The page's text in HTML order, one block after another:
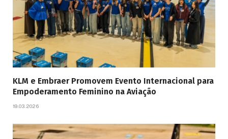
KLM e Embraer Promovem Evento Internacional para
Empoderamento Feminino na Aviação
19.03.2026